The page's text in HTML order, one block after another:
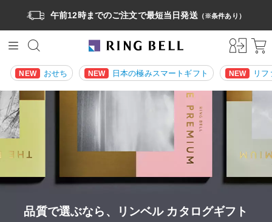
午前12時までのご注文で最短当日発送（※条件あり）
NEW おせち NEW 日本の極みスマートギフト NEW リ
品質で選ぶなら、リンベル カタログギフト